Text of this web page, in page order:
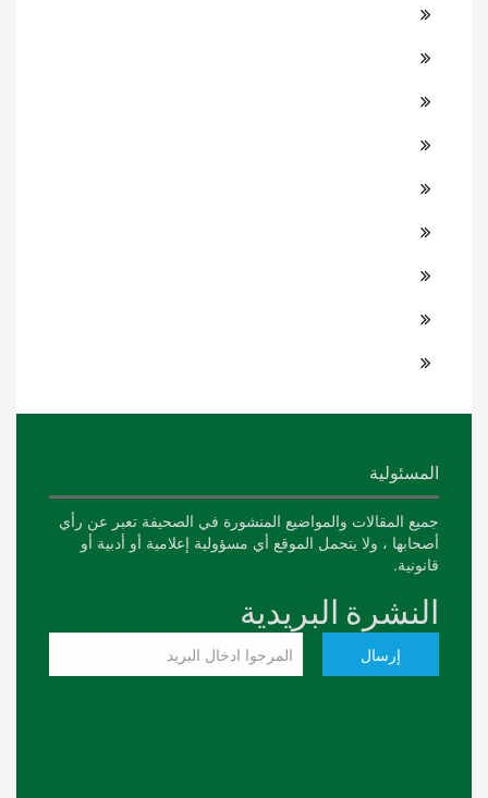
المسئولية
جميع المقالات والمواضيع المنشورة في الصحيفة تعبر عن رأي
أصحابها ، ولا يتحمل الموقع أي مسؤولية إعلامية أو أدبية أو
قانونية.
النشرة البريدية